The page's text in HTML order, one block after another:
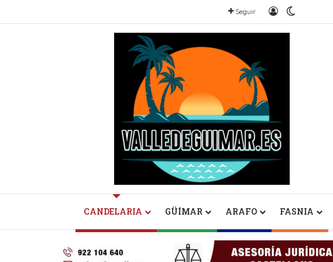
Seguir Iniciar sesión
Switch
CANDELARIA GÜÍMAR ARAFO FASNIA